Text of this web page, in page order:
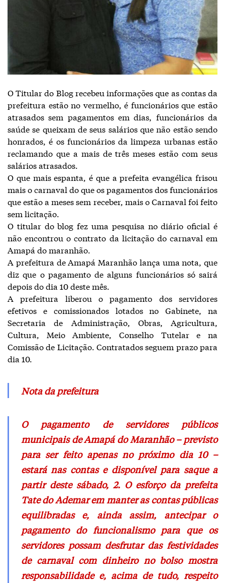
O Titular do Blog recebeu informações que as contas da
prefeitura estão no vermelho, é funcionários que estão
atrasados sem pagamentos em dias, funcionários da
saúde se queixam de seus salários que não estão sendo
honrados, é os funcionários da limpeza urbanas estão
reclamando que a mais de três meses estão com seus
salários atrasados.
O que mais espanta, é que a prefeita evangélica frisou
mais o carnaval do que os pagamentos dos funcionários
que estão a meses sem receber, mais o Carnaval foi feito
sem licitação.
O titular do blog fez uma pesquisa no diário oficial é
não encontrou o contrato da licitação do carnaval em
Amapá do maranhão.
A prefeitura de Amapá Maranhão lança uma nota, que
diz que o pagamento de alguns funcionários só sairá
depois do dia 10 deste mês.
A prefeitura liberou o pagamento dos servidores
efetivos e comissionados lotados no Gabinete, na
Secretaria de Administração, Obras, Agricultura,
Cultura, Meio Ambiente, Conselho Tutelar e na
Comissão de Licitação. Contratados seguem prazo para
dia 10.
Nota da prefeitura
O pagamento de servidores públicos
municipais de Amapá do Maranhão – previsto
para ser feito apenas no próximo dia 10 –
estará nas contas e disponível para saque a
partir deste sábado, 2. O esforço da prefeita
Tate do Ademar em manter as contas públicas
equilibradas e, ainda assim, antecipar o
pagamento do funcionalismo para que os
servidores possam desfrutar das festividades
de carnaval com dinheiro no bolso mostra
responsabilidade e, acima de tudo, respeito